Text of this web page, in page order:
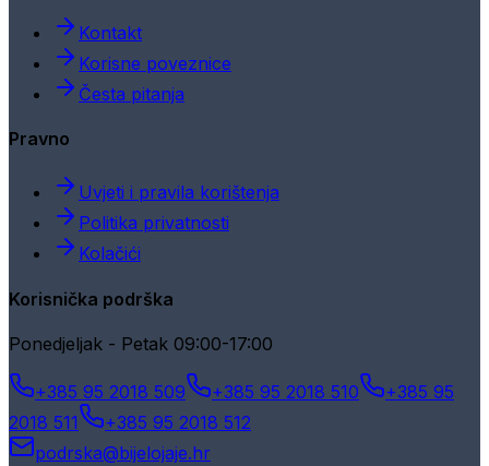
Kontakt
Korisne poveznice
Česta pitanja
Pravno
Uvjeti i pravila korištenja
Politika privatnosti
Kolačići
Korisnička podrška
Ponedjeljak - Petak 09:00-17:00
+385 95 2018 509 +385 95 2018 510
+385 95
2018 511
+385 95 2018 512
podrska@bijelojaje.hr